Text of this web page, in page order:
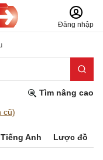
Đăng nhập
Tìm nâng cao
cũ)
Tiếng Anh Lược đồ